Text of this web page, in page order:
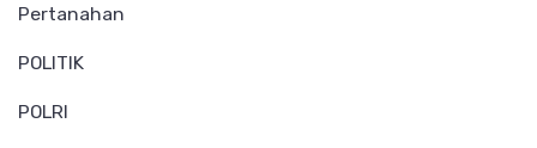
Pertanahan
POLITIK
POLRI